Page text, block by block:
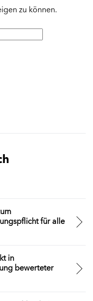
zu können.
für alle
in
bewerteter